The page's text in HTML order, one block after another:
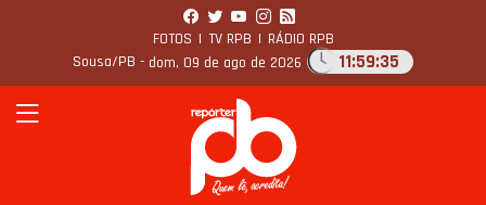
FOTOS | TV RPB | RÁDIO RPB
Sousa/PB - dom, 09 de ago de 2026 11:59:36